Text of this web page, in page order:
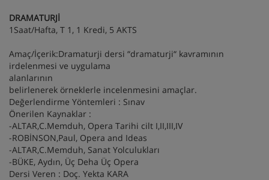
DRAMATURJİ
1Saat/Hafta, T 1, 1 Kredi, 5 AKTS
Amaç/İçerik:Dramaturji dersi “dramaturji“ kavramının
irdelenmesi ve uygulama
alanlarının
belirlenerek örneklerle incelenmesini amaçlar.
Değerlendirme Yöntemleri : Sınav
Önerilen Kaynaklar :
-ALTAR,C.Memduh, Opera Tarihi cilt I,II,III,IV
-ROBİNSON,Paul, Opera and Ideas
-ALTAR,C.Memduh, Sanat Yolculukları
-BÜKE, Aydın, Üç Deha Üç Opera
Dersi Veren : Doç. Yekta KARA